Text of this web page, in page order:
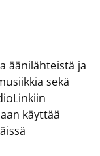
äänilähteistä ja
sekä
käyttää